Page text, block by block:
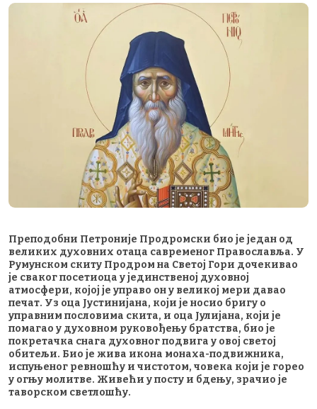
Преподобни Петроније Продромски био је један од
великих духовних отаца савременог Православља. У
Румунском скиту Продром на Светој Гори дочекивао
је сваког посетиоца у јединственој духовној
атмосфери, којој је управо он у великој мери давао
печат. Уз оца Јустинијана, који је носио бригу о
управним пословима скита, и оца Јулијана, који је
помагао у духовном руковођењу братства, био је
покретачка снага духовног подвига у овој светој
обитељи. Био је жива икона монаха-подвижника,
испуњеног ревношћу и чистотом, човека који је горео
у огњу молитве. Живећи у посту и бдењу, зрачио је
таворском светлошћу.